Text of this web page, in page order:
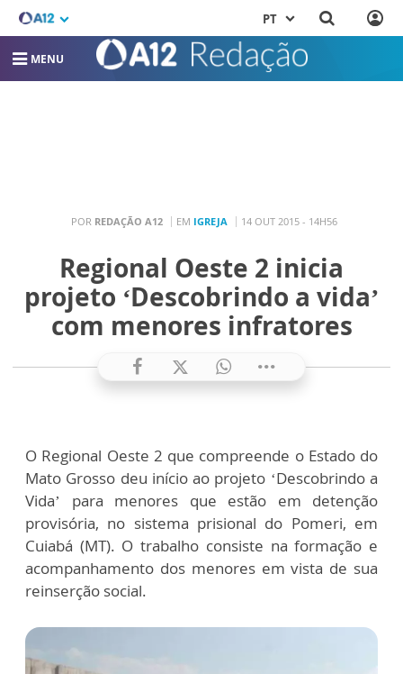
PT
MENU
POR REDAÇÃO A12 EM IGREJA 14 OUT 2015 - 14H56
Regional Oeste 2 inicia
projeto ‘Descobrindo a vida’
com menores infratores
O Regional Oeste 2 que compreende o Estado do
Mato Grosso deu início ao projeto ‘Descobrindo a
Vida’ para menores que estão em detenção
provisória, no sistema prisional do Pomeri, em
Cuiabá (MT). O trabalho consiste na formação e
acompanhamento dos menores em vista de sua
reinserção social.